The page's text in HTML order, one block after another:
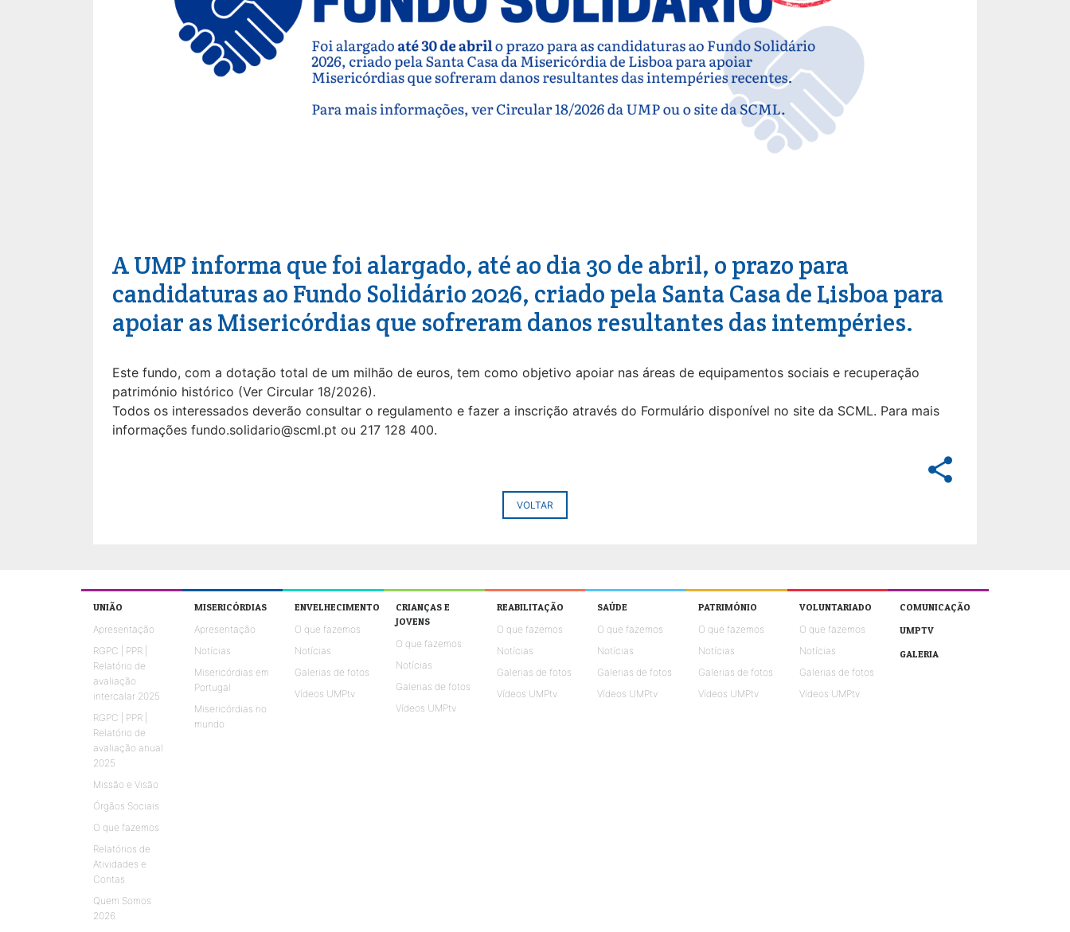
A UMP informa que foi alargado, até ao dia 30 de abril, o prazo para
candidaturas ao Fundo Solidário 2026, criado pela Santa Casa de Lisboa para
apoiar as Misericórdias que sofreram danos resultantes das intempéries.
Este fundo, com a dotação total de um milhão de euros, tem como objetivo apoiar nas áreas de equipamentos sociais e recuperação
património histórico (Ver Circular 18/2026).
Todos os interessados deverão consultar o regulamento e fazer a inscrição através do Formulário disponível no site da SCML. Para mais
informações fundo.solidario@scml.pt ou 217 128 400.
share
VOLTAR
UNIÃO
Apresentação
RGPC | PPR |
Relatório de
avaliação
intercalar 2025
RGPC | PPR |
Relatório de
avaliação anual
2025
Missão e Visão
Órgãos Sociais
O que fazemos
Relatórios de
Atividades e
Contas
Quem Somos
2026
MISERICÓRDIAS
Apresentação
Notícias
Misericórdias em
Portugal
Misericórdias no
mundo
ENVELHECIMENTO
O que fazemos
Notícias
Galerias de fotos
Vídeos UMPtv
CRIANÇAS E
JOVENS
O que fazemos
Notícias
Galerias de fotos
Vídeos UMPtv
REABILITAÇÃO
O que fazemos
Notícias
Galerias de fotos
Vídeos UMPtv
SAÚDE
O que fazemos
Notícias
Galerias de fotos
Vídeos UMPtv
PATRIMÓNIO
O que fazemos
Notícias
Galerias de fotos
Vídeos UMPtv
VOLUNTARIADO
O que fazemos
Notícias
Galerias de fotos
Vídeos UMPtv
COMUNICAÇÃO
UMPTV
GALERIA